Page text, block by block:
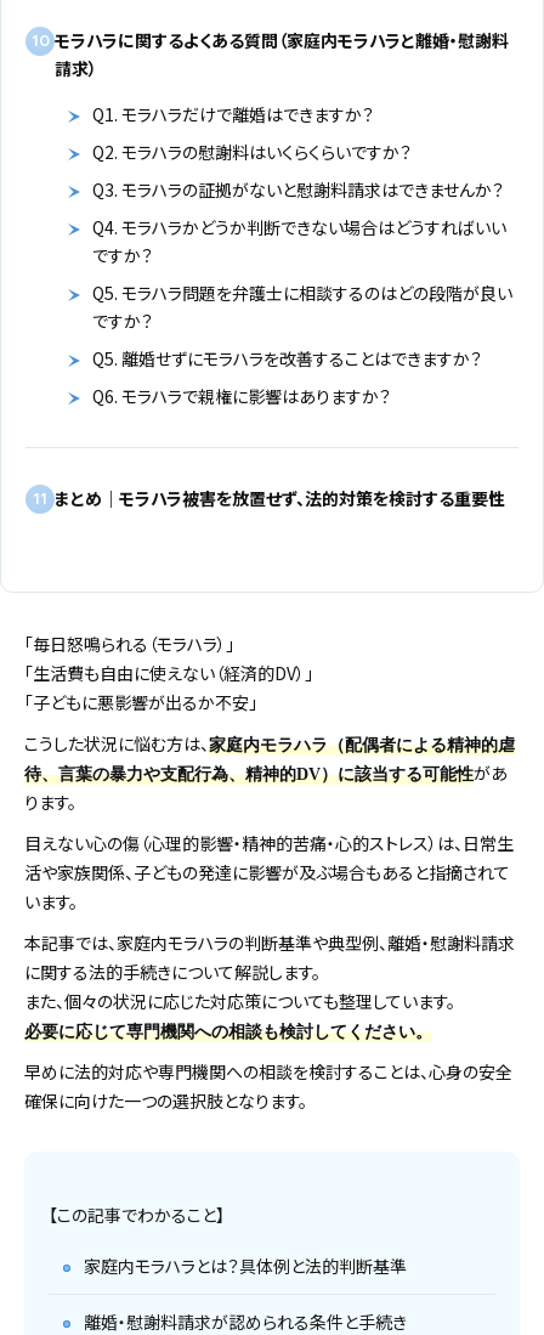
10 モラハラに関するよくある質問（家庭内モラハラと離婚・慰謝料
請求）
Q1. モラハラだけで離婚はできますか？
Q2. モラハラの慰謝料はいくらくらいですか？
Q3. モラハラの証拠がないと慰謝料請求はできませんか？
Q4. モラハラかどうか判断できない場合はどうすればいい
ですか？
Q5. モラハラ問題を弁護士に相談するのはどの段階が良い
ですか？
Q5. 離婚せずにモラハラを改善することはできますか？
Q6. モラハラで親権に影響はありますか？
11 まとめ｜モラハラ被害を放置せず、法的対策を検討する重要性
「毎日怒鳴られる（モラハラ）」
「生活費も自由に使えない（経済的DV）」
「子どもに悪影響が出るか不安」
こうした状況に悩む方は、家庭内モラハラ（配偶者による精神的虐
待、言葉の暴力や支配行為、精神的DV）に該当する可能性があ
ります。
目えない心の傷（心理的影響・精神的苦痛・心的ストレス）は、日常生
活や家族関係、子どもの発達に影響が及ぶ場合もあると指摘されて
います。
本記事では、家庭内モラハラの判断基準や典型例、離婚・慰謝料請求
に関する法的手続きについて解説します。
また、個々の状況に応じた対応策についても整理しています。
必要に応じて専門機関への相談も検討してください。
早めに法的対応や専門機関への相談を検討することは、心身の安全
確保に向けた一つの選択肢となります。
【この記事でわかること】
家庭内モラハラとは？具体例と法的判断基準
離婚・慰謝料請求が認められる条件と手続き